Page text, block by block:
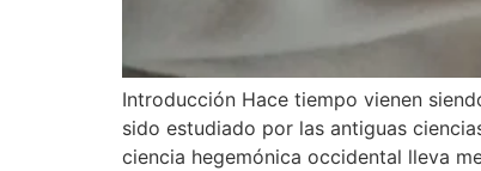
Introducción Hace tiempo vienen
sido estudiado por las antiguas
ciencia hegemónica occidental lleva